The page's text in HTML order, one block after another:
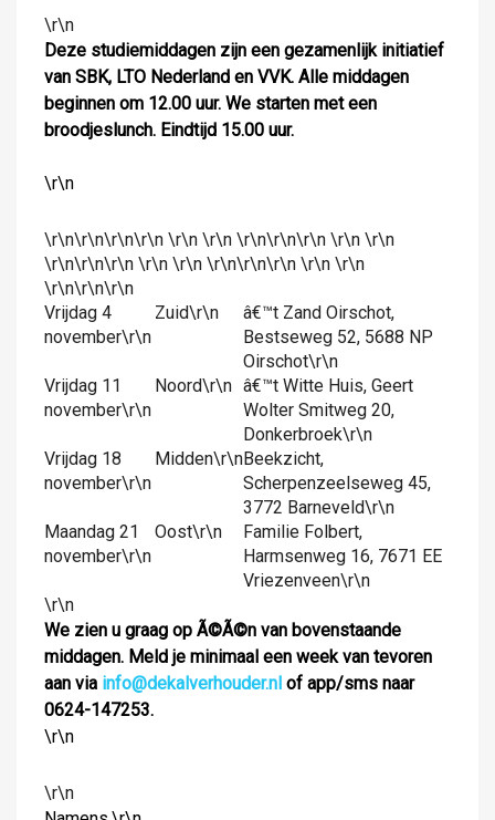
\r\n
Deze studiemiddagen zijn een gezamenlijk initiatief
van SBK, LTO Nederland en VVK. Alle middagen
beginnen om 12.00 uur. We starten met een
broodjeslunch. Eindtijd 15.00 uur.
\r\n
\r\n\r\n\r\n\r\n \r\n \r\n \r\n\r\n\r\n \r\n \r\n
\r\n\r\n\r\n \r\n \r\n \r\n\r\n\r\n \r\n \r\n
\r\n\r\n\r\n
Vrijdag 4
november\r\n
Zuid\r\n
â€™t Zand Oirschot,
Bestseweg 52, 5688 NP
Oirschot\r\n
Vrijdag 11
november\r\n
Noord\r\n â€™t Witte Huis, Geert
Wolter Smitweg 20,
Donkerbroek\r\n
Vrijdag 18
november\r\n
Midden\r\nBeekzicht,
Scherpenzeelseweg 45,
3772 Barneveld\r\n
Maandag 21
november\r\n
Oost\r\n
Familie Folbert,
Harmsenweg 16, 7671 EE
Vriezenveen\r\n
\r\n
We zien u graag op Ã©Ã©n van bovenstaande
middagen. Meld je minimaal een week van tevoren
aan via info@dekalverhouder.nl of app/sms naar
0624-147253.
\r\n
\r\n